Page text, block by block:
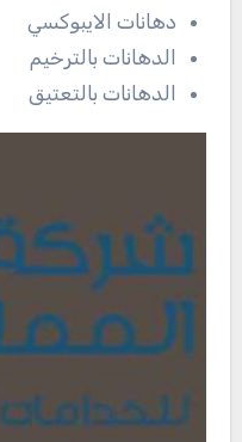
دهانات الايبوكسي
الدهانات بالترخيم
الدهانات بالتعتيق